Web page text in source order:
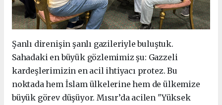
Şanlı direnişin şanlı gazileriyle buluştuk.
Sahadaki en büyük gözlemimiz şu: Gazzeli
kardeşlerimizin en acil ihtiyacı protez. Bu
noktada hem İslam ülkelerine hem de ülkemize
büyük görev düşüyor. Mısır’da acilen "Yüksek